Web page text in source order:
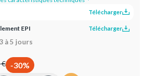
Télécharger
EPI Télécharger
à 5 jours
€ -30%